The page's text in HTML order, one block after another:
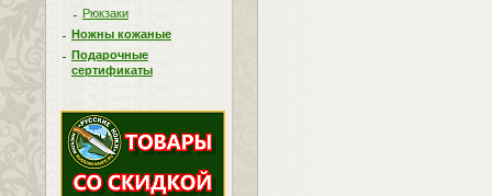
Рюкзаки
Ножны кожаные
Подарочные
сертификаты